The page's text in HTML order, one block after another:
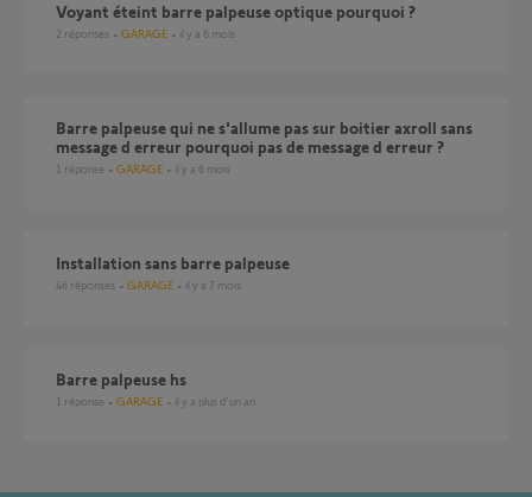
Voyant éteint barre palpeuse optique pourquoi ?
2 réponses GARAGE il y a 6 mois
Barre palpeuse qui ne s'allume pas sur boitier axroll sans
message d erreur pourquoi pas de message d erreur ?
1 réponse GARAGE il y a 6 mois
Installation sans barre palpeuse
46 réponses GARAGE il y a 7 mois
barre palpeuse hs
1 réponse GARAGE il y a plus d'un an